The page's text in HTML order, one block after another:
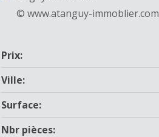
© www.atanguy-immoblier.com
Prix:
Ville:
Surface:
Nbr pièces: